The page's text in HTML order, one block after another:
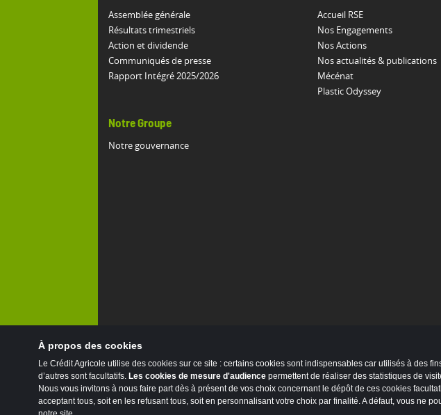
Assemblée générale
Résultats trimestriels
Action et dividende
Communiqués de presse
Rapport Intégré 2025/2026
Notre Groupe
Notre gouvernance
Accueil RSE
Nos Engagements
Nos Actions
Nos actualités & publications
Mécénat
Plastic Odyssey
À propos des cookies
Le Crédit Agricole utilise des cookies sur ce site : certains cookies sont indispensables car utilisés à des
d’autres sont facultatifs. Les cookies de mesure d'audience permettent de réaliser des statistiques de
Nous vous invitons à nous faire part dès à présent de vos choix concernant le dépôt de ces cookies
acceptant tous, soit en les refusant tous, soit en personnalisant votre choix par finalité. A défaut, vous ne